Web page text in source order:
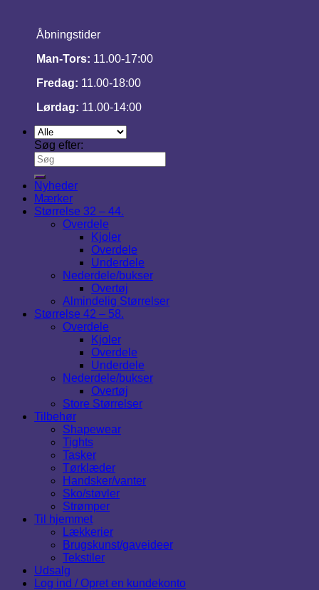
Åbningstider
Man-Tors: 11.00-17:00
Fredag: 11.00-18:00
Lørdag: 11.00-14:00
Søg efter:
Nyheder
Mærker
Størrelse 32 – 44.
Overdele
Kjoler
Overdele
Underdele
Nederdele/bukser
Overtøj
Almindelig Størrelser
Størrelse 42 – 58.
Overdele
Kjoler
Overdele
Underdele
Nederdele/bukser
Overtøj
Store Størrelser
Tilbehør
Shapewear
Tights
Tasker
Tørklæder
Handsker/vanter
Sko/støvler
Strømper
Til hjemmet
Lækkerier
Brugskunst/gaveideer
Tekstiler
Udsalg
Log ind / Opret en kundekonto